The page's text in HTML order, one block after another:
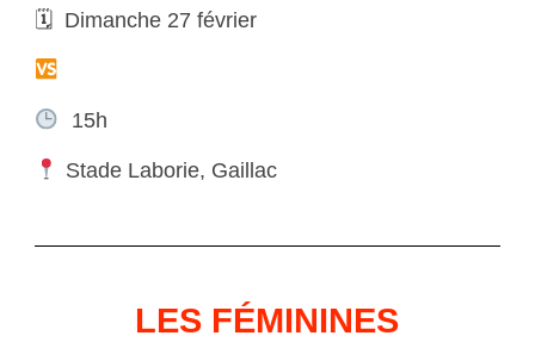
🗓 Dimanche 27 février
15h
Stade Laborie, Gaillac
LES FÉMININES